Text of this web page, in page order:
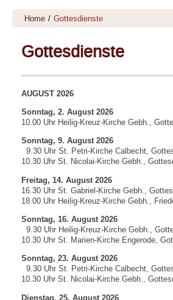
Home / Gottesdienste
Gottesdienste
AUGUST 2026
Sonntag, 2. August 2026
10.00 Uhr Heilig-Kreuz-Kirche Gebh.,
Sonntag, 9. August 2026
9.30 Uhr St. Petri-Kirche Calbecht,
10.30 Uhr St. Nicolai-Kirche Gebh.,
Freitag, 14. August 2026
16.30 Uhr St. Gabriel-Kirche Gebh.,
18.00 Uhr Heilig-Kreuz-Kirche Gebh.,
Sonntag, 16. August 2026
9.30 Uhr Heilig-Kreuz-Kirche Gebh.,
10.30 Uhr St. Marien-Kirche Engerode,
Sonntag, 23. August 2026
9.30 Uhr St. Petri-Kirche Calbecht,
10.30 Uhr St. Nicolai-Kirche Gebh.,
Dienstag, 25. August 2026